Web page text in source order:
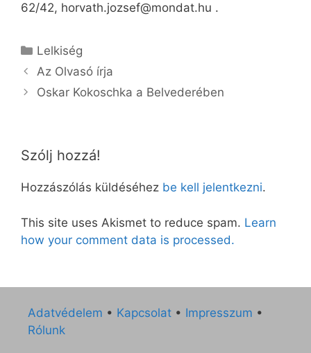
62/42, horvath.jozsef@mondat.hu .
Kategória
Lelkiség
Az Olvasó írja
Oskar Kokoschka a Belvederében
Szólj hozzá!
Hozzászólás küldéséhez be kell jelentkezni.
This site uses Akismet to reduce spam. Learn
how your comment data is processed.
Adatvédelem • Kapcsolat • Impresszum •
Rólunk